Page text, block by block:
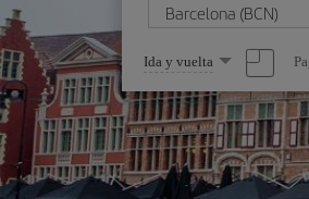
Seleccione
una
opción
Ida y vuelta